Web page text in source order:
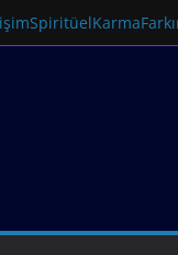
SpiritüelKarma